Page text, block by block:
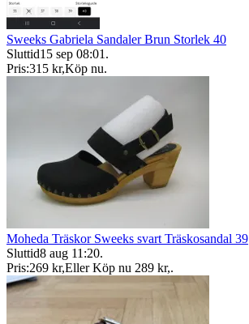
Sweeks Gabriela Sandaler Brun Storlek 40
Sluttid15 sep 08:01 .
Pris:315 kr,Köp nu.
Moheda Träskor Sweeks svart Träskosandal 39
Sluttid8 aug 11:20.
Pris:269 kr,Eller Köp nu 289 kr,.